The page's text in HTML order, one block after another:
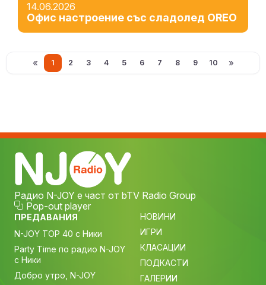
14.06.2026
Офис настроение със сладолед OREO
« 1 2 3 4 5 6 7 8 9 10 »
Радио N-JOY е част от bTV Radio Group
Pop-out player
ПРЕДАВАНИЯ
N-JOY TOP 40 с Ники
Party Time по радио N-JOY
с Ники
Добро утро, N-JOY
НОВИНИ
ИГРИ
КЛАСАЦИИ
ПОДКАСТИ
ГАЛЕРИИ